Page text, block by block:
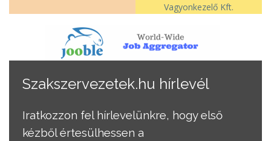
Vagyonkezelő Kft.
Szakszervezetek.hu hírlevél
Iratkozzon fel hírlevelünkre, hogy első
kézből értesülhessen a